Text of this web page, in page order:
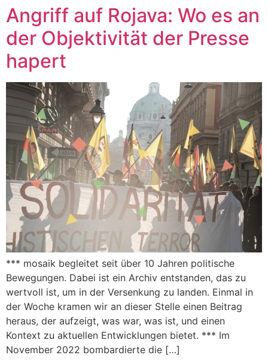
Angriff auf Rojava: Wo es an
der Objektivität der Presse
hapert
*** mosaik begleitet seit über 10 Jahren politische
Bewegungen. Dabei ist ein Archiv entstanden, das zu
wertvoll ist, um in der Versenkung zu landen. Einmal in
der Woche kramen wir an dieser Stelle einen Beitrag
heraus, der aufzeigt, was war, was ist, und einen
Kontext zu aktuellen Entwicklungen bietet. *** Im
November 2022 bombardierte die […]